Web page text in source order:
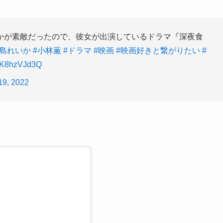
素敵だったので、彼女が出演しているドラマ『深夜食
れいか #小林薫 #ドラマ #映画 #映画好きと繋がりたい #
2022